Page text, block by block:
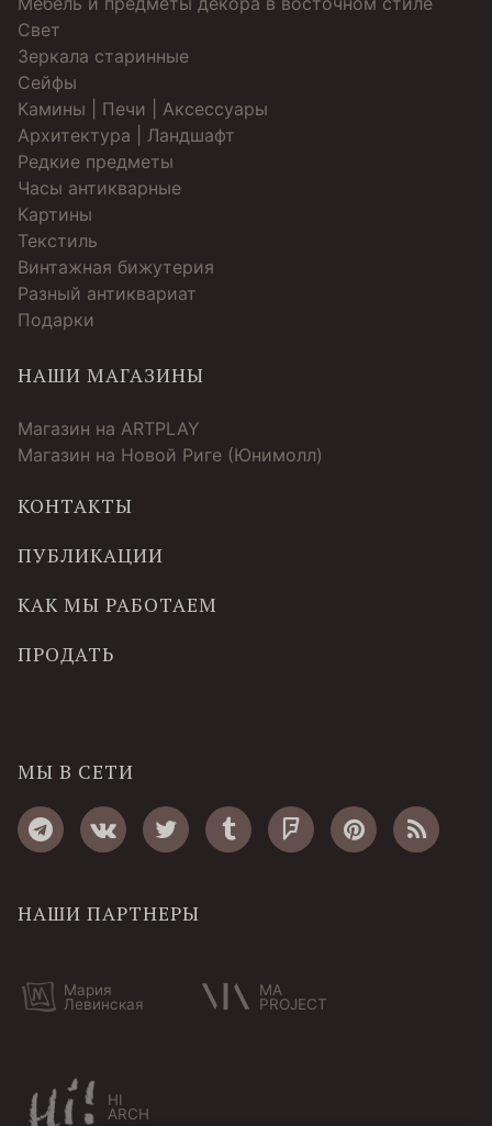
Свет
Зеркала старинные
Cейфы
Камины | Печи | Аксессуары
Архитектура | Ландшафт
Редкие предметы
Часы антикварные
Картины
Текстиль
Винтажная бижутерия
Разный антиквариат
Подарки
НАШИ МАГАЗИНЫ
Магазин на ARTPLAY
Магазин на Новой Риге (Юнимолл)
КОНТАКТЫ
ПУБЛИКАЦИИ
КАК МЫ РАБОТАЕМ
ПРОДАТЬ
МЫ В СЕТИ
НАШИ ПАРТНЕРЫ
Мария
Левинская
MA
PROJECT
HI
ARCH